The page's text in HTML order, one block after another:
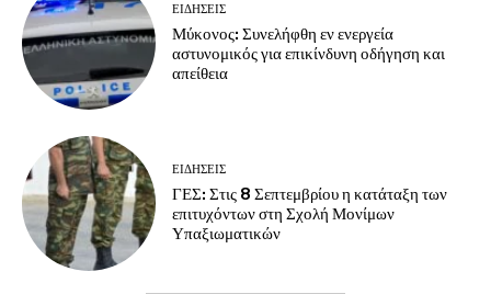
ΕΙΔΗΣΕΙΣ
Μύκονος: Συνελήφθη εν ενεργεία
αστυνομικός για επικίνδυνη οδήγηση και
απείθεια
ΕΙΔΗΣΕΙΣ
ΓΕΣ: Στις 8 Σεπτεμβρίου η κατάταξη των
επιτυχόντων στη Σχολή Μονίμων
Υπαξιωματικών